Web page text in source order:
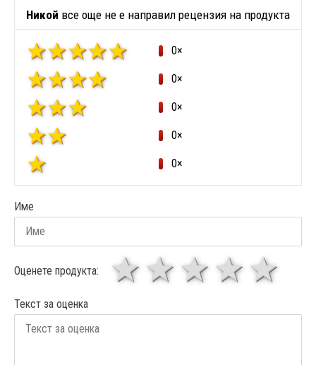
Никой все още не е направил рецензия на продукта
0×
0×
0×
0×
0×
Име
Оценете продукта: 4
3
звезди
1 звезда
Текст за оценка